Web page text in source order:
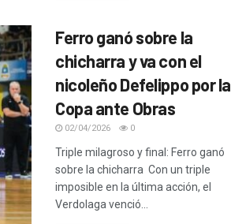
Ferro ganó sobre la
chicharra y va con el
nicoleño Defelippo por la
Copa ante Obras
02/04/2026 0
Triple milagroso y final: Ferro ganó
sobre la chicharra Con un triple
imposible en la última acción, el
Verdolaga venció...